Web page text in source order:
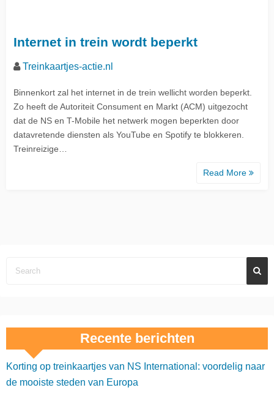
Internet in trein wordt beperkt
Treinkaartjes-actie.nl
Binnenkort zal het internet in de trein wellicht worden beperkt.
Zo heeft de Autoriteit Consument en Markt (ACM) uitgezocht
dat de NS en T-Mobile het netwerk mogen beperkten door
datavretende diensten als YouTube en Spotify te blokkeren.
Treinreizige…
Read More
Recente berichten
Korting op treinkaartjes van NS International: voordelig naar
de mooiste steden van Europa